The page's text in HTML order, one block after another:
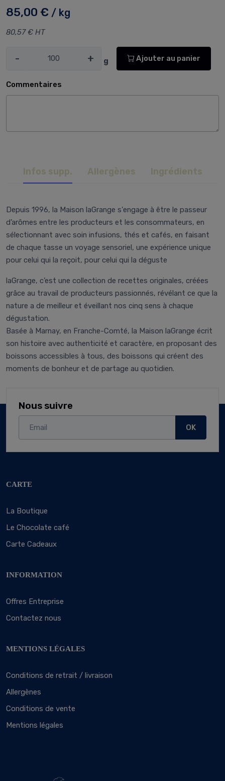
85,00 € / kg
80,57 € HT
- + g Ajouter au panier
Commentaires
Infos supp. Allergènes Ingrédients
Depuis 1996, la Maison laGrange s'engage à être le passeur
d’arômes entre les producteurs et les consommateurs, en
sélectionnant avec soin infusions, thés et cafés, en faisant
de chaque tasse un voyage sensoriel, une expérience unique
pour celui qui la reçoit, pour celui qui la déguste
laGrange, c’est une collection de recettes originales, créées
grâce au travail de producteurs passionnés, révélant ce que la
nature a de meilleur et éveillant nos cinq sens à chaque
dégustation.
Basée à Marnay, en Franche-Comté, la Maison laGrange écrit
son histoire avec authenticité et caractère, en proposant des
boissons accessibles à tous, des boissons qui créent des
moments de bonheur et de partage au quotidien.
Nous suivre
OK
CARTE
La Boutique
Le Chocolate café
Carte Cadeaux
INFORMATION
Offres Entreprise
Contactez nous
MENTIONS LÉGALES
Conditions de retrait / livraison
Allergènes
Conditions de vente
Mentions légales